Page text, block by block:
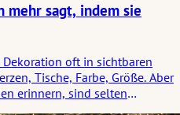
mehr sagt, indem sie
oft in sichtbaren
Tische, Farbe, Größe. Aber
erinnern, sind selten